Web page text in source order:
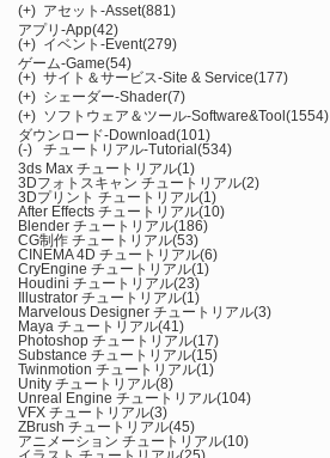
(+) アセット-Asset(881)
アプリ-App(42)
(+) イベント-Event(279)
ゲーム-Game(54)
(+) サイト＆サービス-Site & Service(177)
(+) シェーダー-Shader(7)
(+) ソフトウェア＆ツール-Software&Tool(1554)
ダウンロード-Download(101)
(-)
チュートリアル-Tutorial(534)
3ds Max チュートリアル(1)
3Dフォトスキャン チュートリアル(2)
3Dプリント チュートリアル(1)
After Effects チュートリアル(10)
Blender チュートリアル(186)
CG制作 チュートリアル(53)
CINEMA 4D チュートリアル(6)
CryEngine チュートリアル(1)
Houdini チュートリアル(23)
Illustrator チュートリアル(1)
Marvelous Designer チュートリアル(3)
Maya チュートリアル(41)
Photoshop チュートリアル(17)
Substance チュートリアル(15)
Twinmotion チュートリアル(1)
Unity チュートリアル(8)
Unreal Engine チュートリアル(104)
VFX チュートリアル(3)
ZBrush チュートリアル(45)
アニメーション チュートリアル(10)